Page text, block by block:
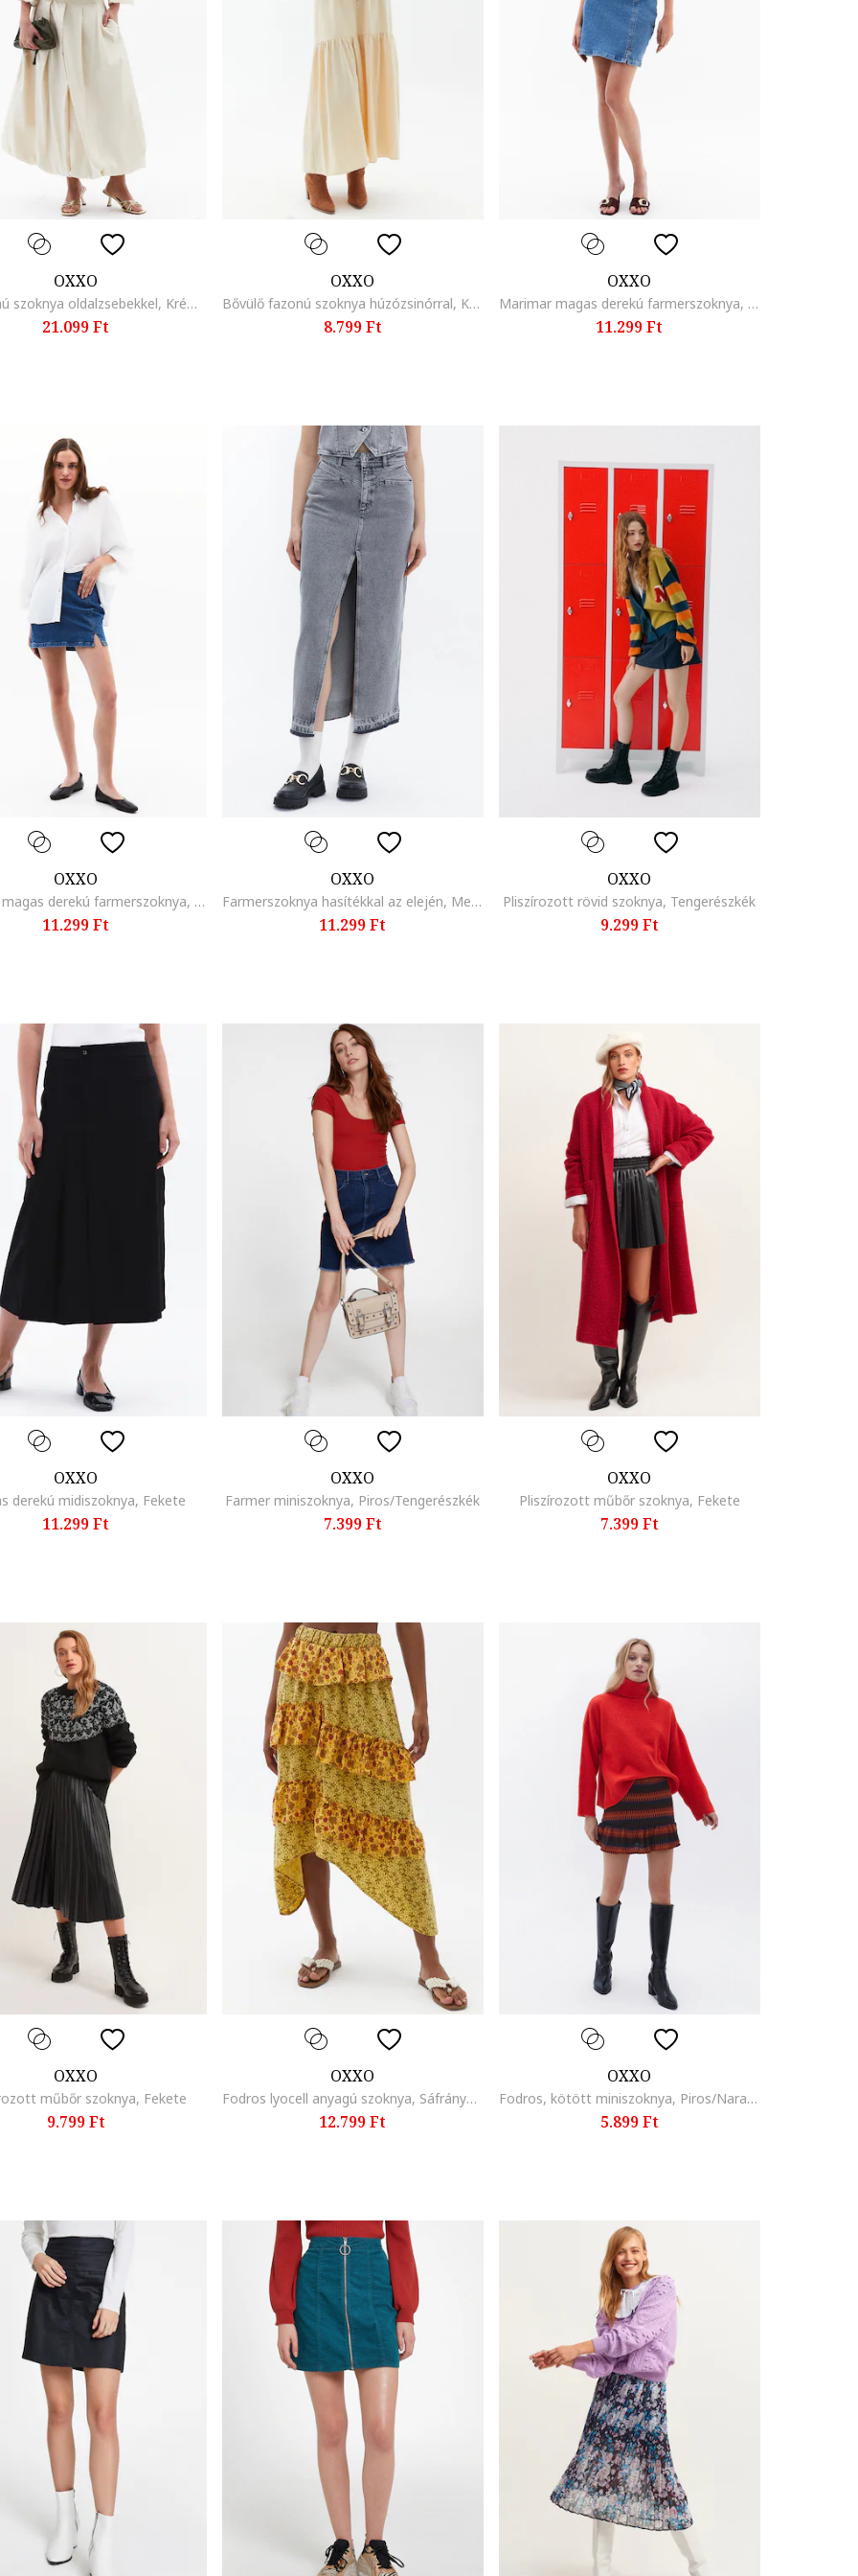
OXXO
Bő fazonú szoknya oldalzsebekkel, Krémszín
21.099 Ft
OXXO
Bővülő fazonú szoknya húzózsinórral, Krémszín
8.799 Ft
OXXO
Marimar magas derekú farmerszoknya, Kék
11.299 Ft
OXXO
Marimar magas derekú farmerszoknya, Sötétkék
11.299 Ft
OXXO
Farmerszoknya hasítékkal az elején, Melange kék
11.299 Ft
OXXO
Pliszírozott rövid szoknya, Tengerészkék
9.299 Ft
OXXO
derekú midiszoknya, Fekete
11.299 Ft
OXXO
Farmer miniszoknya, Piros/Tengerészkék
7.399 Ft
OXXO
Pliszírozott műbőr szoknya, Fekete
7.399 Ft
OXXO
műbőr szoknya, Fekete
9.799 Ft
OXXO
Fodros lyocell anyagú szoknya, Sáfránysárga/Sötétpiros/Pisztáciazöld
12.799 Ft
OXXO
Fodros, kötött miniszoknya, Piros/Narancssárga/Tengerészkék
5.899 Ft